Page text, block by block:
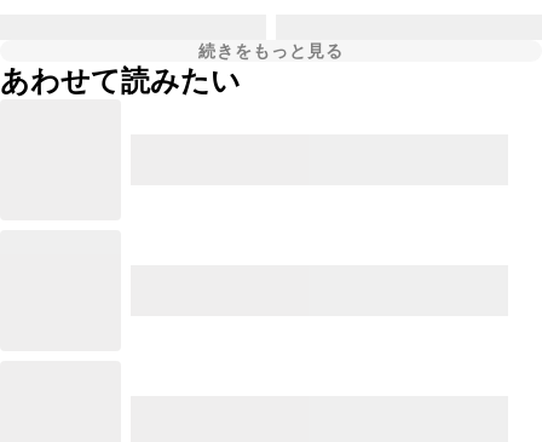
続きをもっと見る
あわせて読みたい